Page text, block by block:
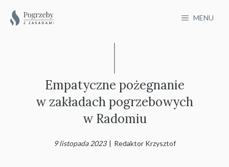
MENU
Empatyczne pożegnanie
w zakładach pogrzebowych
w Radomiu
9 listopada 2023 | Redaktor Krzysztof